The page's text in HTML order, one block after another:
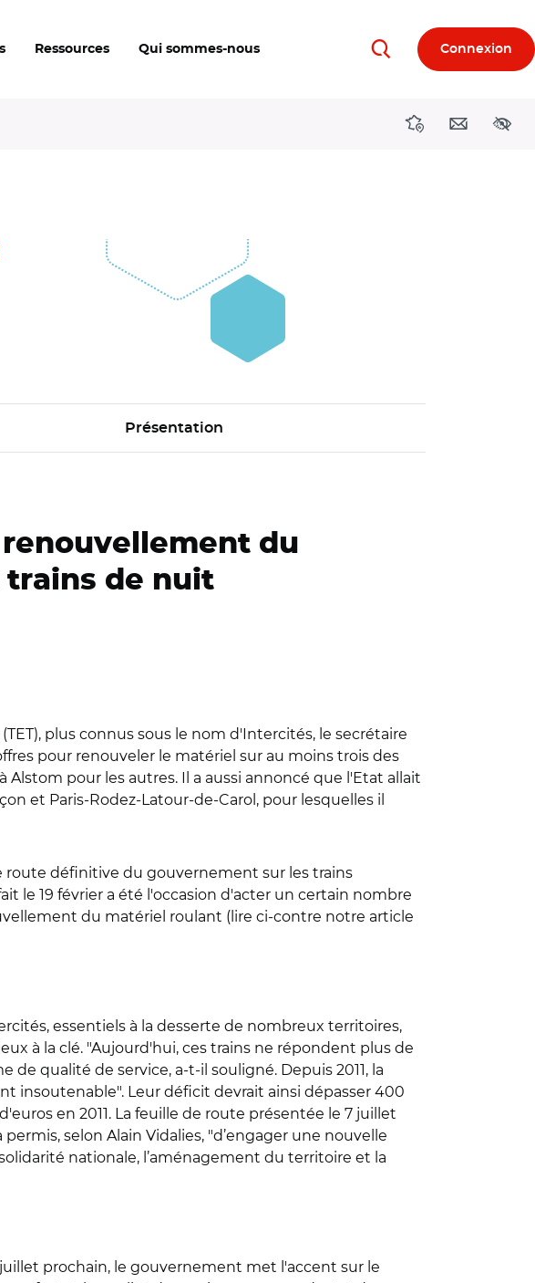
Ressources Qui sommes-nous RechercherConnexion
DirectionsContact
Présentation
du
trains de nuit
plus connus sous le nom d'Intercités, le secrétaire
pour renouveler le matériel sur au moins trois des
pour les autres. Il a aussi annoncé que l'Etat allait
et Paris-Rodez-Latour-de-Carol, pour lesquelles il
route définitive du gouvernement sur les trains
le 19 février a été l'occasion d'acter un certain nombre
du matériel roulant (lire ci-contre notre article
essentiels à la desserte de nombreux territoires,
à la clé. "Aujourd'hui, ces trains ne répondent plus de
qualité de service, a-t-il souligné. Depuis 2011, la
insoutenable". Leur déficit devrait ainsi dépasser 400
en 2011. La feuille de route présentée le 7 juillet
selon Alain Vidalies, "d’engager une nouvelle
nationale, l’aménagement du territoire et la
prochain, le gouvernement met l'accent sur le